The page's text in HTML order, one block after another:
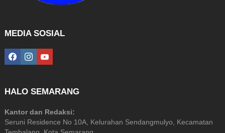
MEDIA SOSIAL
facebookinstagramyoutube
HALO SEMARANG
Kantor dan Redaksi:
Seruni Residence No 10A, Kelurahan Sendangmulyo, Kecamatan